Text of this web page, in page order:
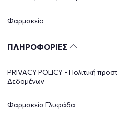
Φαρμακείο
ΠΛΗΡΟΦΟΡΙΕΣ
PRIVACY POLICY - Πολιτική
Δεδομένων
Φαρμακεία Γλυφάδα